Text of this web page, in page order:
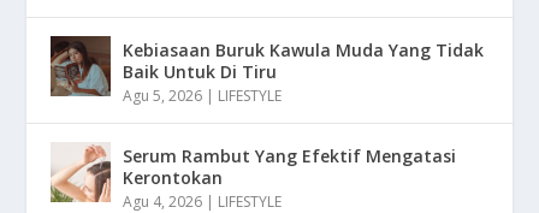
Kebiasaan Buruk Kawula Muda Yang Tidak
Baik Untuk Di Tiru
Agu 5, 2026 | LIFESTYLE
Serum Rambut Yang Efektif Mengatasi
Kerontokan
Agu 4, 2026 | LIFESTYLE